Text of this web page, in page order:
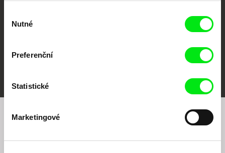
souhlasu
Nutné
Preferenční
Statistické
Marketingové
Chcete být pravidelně informováni o našem